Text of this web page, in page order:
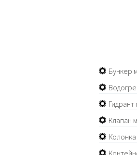
Бункер
Клапан